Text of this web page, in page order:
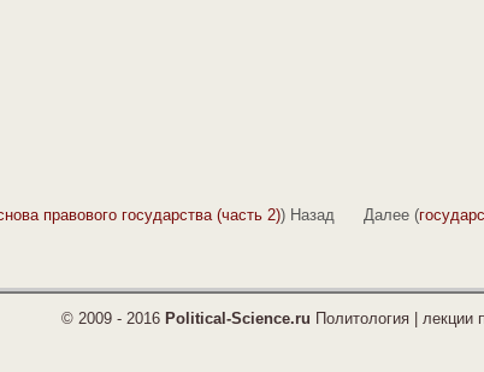
правового государства (часть 2)) Назад Далее (
© 2009 - 2016 Political-Science.ru Политология | лекции